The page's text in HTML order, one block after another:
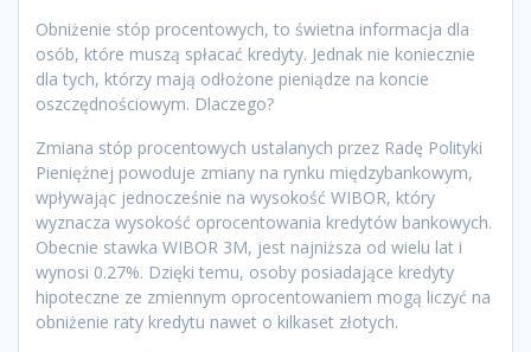
Obniżenie stóp procentowych, to świetna informacja dla
osób, które muszą spłacać kredyty. Jednak nie koniecznie
dla tych, którzy mają odłożone pieniądze na koncie
oszczędnościowym. Dlaczego?
Zmiana stóp procentowych ustalanych przez Radę Polityki
Pieniężnej powoduje zmiany na rynku międzybankowym,
wpływając jednocześnie na wysokość WIBOR, który
wyznacza wysokość oprocentowania kredytów bankowych.
Obecnie stawka WIBOR 3M, jest najniższa od wielu lat i
wynosi 0.27%. Dzięki temu, osoby posiadające kredyty
hipoteczne ze zmiennym oprocentowaniem mogą liczyć na
obniżenie raty kredytu nawet o kilkaset złotych.